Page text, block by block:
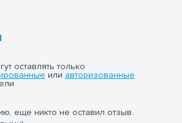
оставлять только
или авторизованные
еще никто не оставил отзыв.